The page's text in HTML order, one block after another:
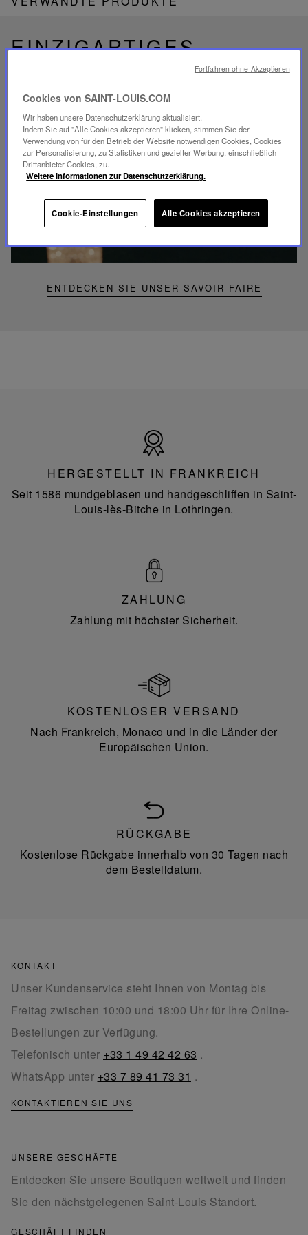
EINZIGARTIGES
ENTDECKEN SIE UNSER SAVOIR-FAIRE
abspielen
Video,
Folia
Mini-
Frankreich
HERGESTELLT IN FRANKREICH
Seit 1586 mundgeblasen und handgeschliffen in Saint-
Louis-lès-Bitche in Lothringen.
ZAHLUNG
Zahlung mit höchster Sicherheit.
KOSTENLOSER VERSAND
Nach Frankreich, Monaco und in die Länder der
Europäischen Union.
RÜCKGABE
Kostenlose Rückgabe innerhalb von 30 Tagen nach
dem Bestelldatum.
KONTAKT
Unser Kundenservice steht Ihnen von Montag bis
Freitag zwischen 10:00 und 18:00 Uhr für Ihre Online-
Bestellungen zur Verfügung.
Telefonisch unter +33 1 49 42 42 63 .
WhatsApp unter +33 7 89 41 73 31 .
KONTAKTIEREN SIE UNS
UNSERE GESCHÄFTE
Entdecken Sie unsere Boutiquen weltweit und finden
Sie den nächstgelegenen Saint-Louis Standort.
GESCHÄFT FINDEN
Cookies von SAINT-LOUIS.COM
Wir haben unsere Datenschutzerklärung aktualisiert.
Indem Sie auf "Alle Cookies akzeptieren" klicken, stimmen Sie der
Verwendung von für den Betrieb der Website notwendigen Cookies, Cookies
zur Personalisierung, zu Statistiken und gezielter Werbung, einschließlich
Drittanbieter-Cookies, zu.
Weitere Informationen zur Datenschutzerklärung.
Cookie-Einstellungen Alle Cookies akzeptieren
Fortfahren ohne Akzeptieren